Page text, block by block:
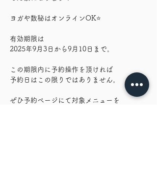
ヨガや数秘はオンラインOK⭐️
有効期限は
2025年9月3日から9月10日まで。
この期限内に予約操作を頂ければ
予約日はこの限りではありません。
ぜひ予約ページにて対象メニューを